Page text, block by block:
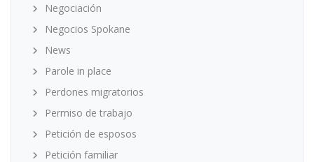
Negociación
Negocios Spokane
News
Parole in place
Perdones migratorios
Permiso de trabajo
Petición de esposos
Petición familiar